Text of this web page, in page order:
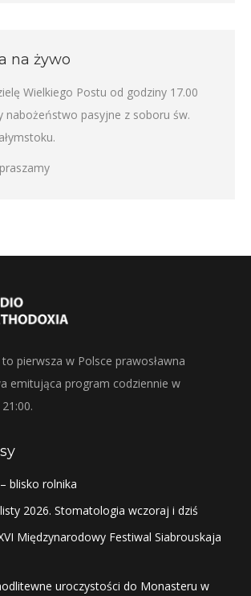
na żywo
Wielkiego Postu od godziny 17.00
nabożeństwo pasyjne z soboru św.
pierwsza w Polsce prawosławna
emitująca program codziennie w
blisko rolnika
2026. Stomatologia wczoraj i dziś
Międzynarodowy Festiwal Siabrouskaja
uroczystości do Monasteru w